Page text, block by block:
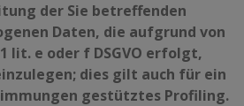
der Sie betreffenden
Daten, die aufgrund von
lit. e oder f DSGVO erfolgt,
dies gilt auch für ein
gestütztes Profiling.